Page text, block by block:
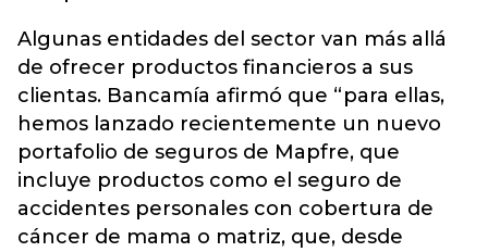
Algunas entidades del sector van más allá
de ofrecer productos financieros a sus
clientas. Bancamía afirmó que “para ellas,
hemos lanzado recientemente un nuevo
portafolio de seguros de Mapfre, que
incluye productos como el seguro de
accidentes personales con cobertura de
cáncer de mama o matriz, que, desde